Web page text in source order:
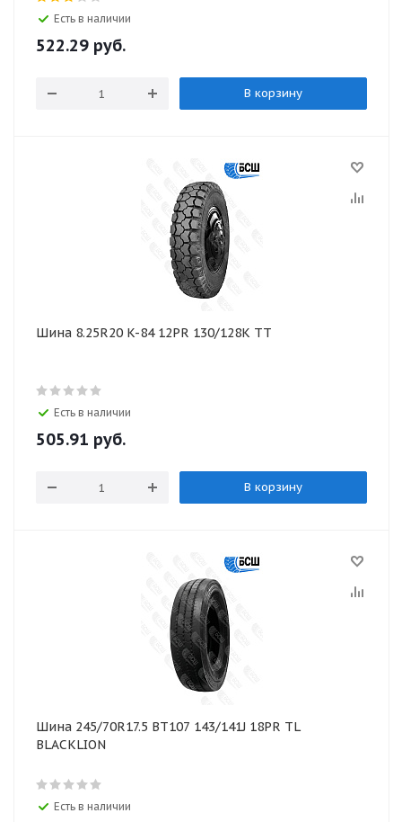
Есть в наличии
522.29 руб.
В корзину
Шина 8.25R20 K-84 12PR 130/128К TT
Есть в наличии
505.91 руб.
В корзину
Шина 245/70R17.5 BT107 143/141J 18PR TL
BLACKLION
Есть в наличии